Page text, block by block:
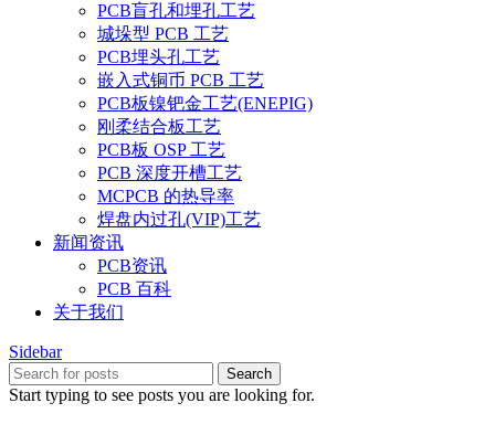
PCB盲孔和埋孔工艺
城垛型 PCB 工艺
PCB埋头孔工艺
嵌入式铜币 PCB 工艺
PCB板镍钯金工艺(ENEPIG)
刚柔结合板工艺
PCB板 OSP 工艺
PCB 深度开槽工艺
MCPCB 的热导率
焊盘内过孔(VIP)工艺
新闻资讯
PCB资讯
PCB 百科
关于我们
Sidebar
Search
Start typing to see posts you are looking for.